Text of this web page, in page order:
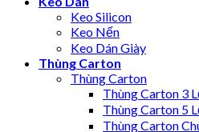
Keo Silicon
Keo Nến
Keo Dán Giày
Thùng Carton
Thùng Carton
Thùng Carton 3
Thùng Carton 5
Thùng Carton